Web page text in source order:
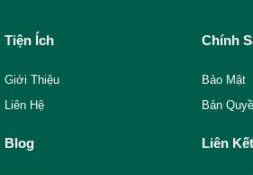
Tiện Ích
Giới Thiệu
Liên Hệ
Chính
Bảo Mật
Bản
Blog Liên Kết